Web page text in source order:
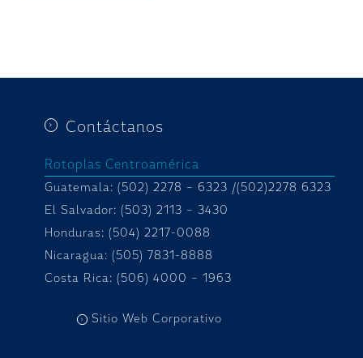
Contáctanos
Rotoplas Centroamérica
Guatemala: (502) 2278 – 6323 /(502)2278 6323
El Salvador: (503) 2113 – 3430
Honduras: (504) 2217-0088
Nicaragua: (505) 7831-8888
Costa Rica: (506) 4000 – 1963
Sitio Web Corporativo